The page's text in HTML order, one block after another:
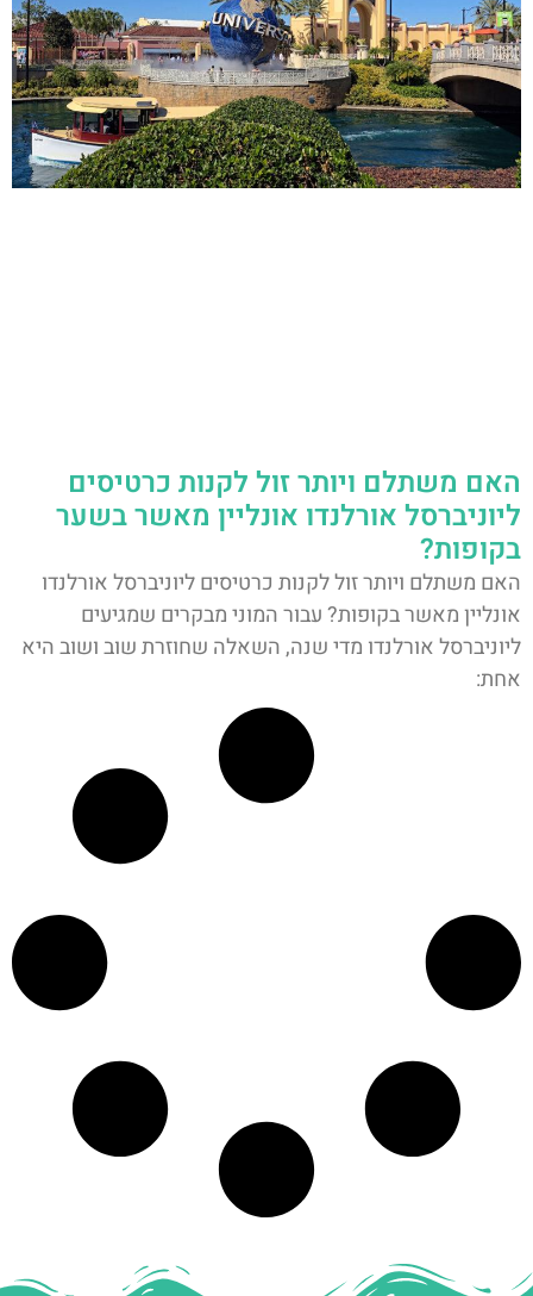
האם משתלם ויותר זול לקנות כרטיסים
ליוניברסל אורלנדו אונליין מאשר בשער
בקופות?
האם משתלם ויותר זול לקנות כרטיסים ליוניברסל אורלנדו
אונליין מאשר בקופות? עבור המוני מבקרים שמגיעים
ליוניברסל אורלנדו מדי שנה, השאלה שחוזרת שוב ושוב היא
אחת: